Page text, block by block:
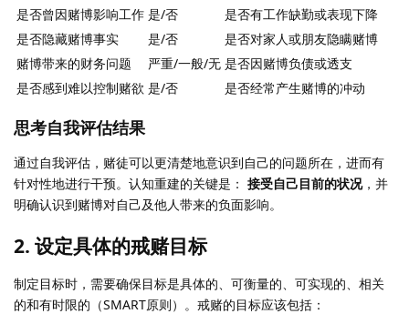
是否曾因赌博影响工作 是/否
是否有工作缺勤或表现下降
是否隐藏赌博事实
是/否
是否对家人或朋友隐瞒赌博
赌博带来的财务问题
严重/一般/无 是否因赌博负债或透支
是否感到难以控制赌欲 是/否 是否经常产生赌博的冲动
思考自我评估结果
通过自我评估，赌徒可以更清楚地意识到自己的问题所在，进而有
针对性地进行干预。认知重建的关键是： 接受自己目前的状况，并
明确认识到赌博对自己及他人带来的负面影响。
2. 设定具体的戒赌目标
制定目标时，需要确保目标是具体的、可衡量的、可实现的、相关
的和有时限的（SMART原则）。戒赌的目标应该包括：